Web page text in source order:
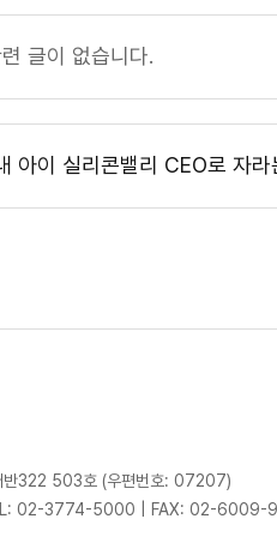
글이 없습니다.
아이 실리콘밸리 CEO로 자라
반322 503호 (우편번호: 07207)
02-3774-5000 FAX: 02-6009-